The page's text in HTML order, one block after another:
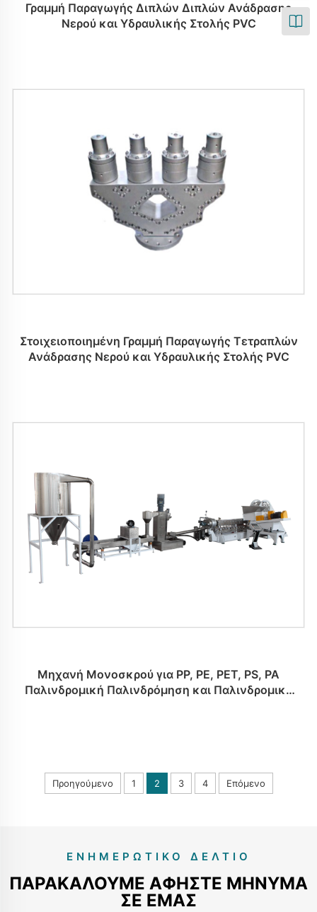
Γραμμή Παραγωγής Διπλών Διπλών Ανάδρασης
Νερού και Υδραυλικής Στολής PVC
Στοιχειοποιημένη Γραμμή Παραγωγής Τετραπλών
Ανάδρασης Νερού και Υδραυλικής Στολής PVC
Μηχανή Μονοσκρού για PP, PE, PET, PS, PA
Παλινδρομική Παλινδρόμηση και Παλινδρομική
Προηγούμενο 1 2 3 4 Επόμενο
ΕΝΗΜΕΡΩΤΙΚΌ ΔΕΛΤΊΟ
ΠΑΡΑΚΑΛΟΎΜΕ ΑΦΉΣΤΕ ΜΉΝΥΜΑ
ΣΕ ΕΜΆΣ